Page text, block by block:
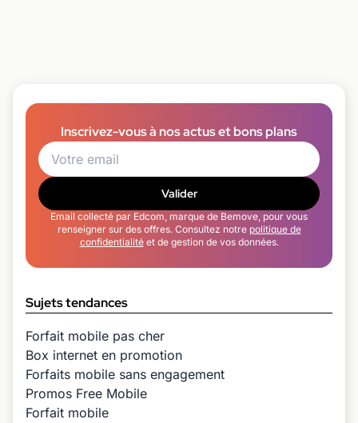
Inscrivez-vous à nos actus et bons plans
Valider
Email collecté par Edcom, marque de Bemove, pour vous
renseigner sur des offres. Consultez notre politique de
confidentialitéet de gestion de vos données.
Sujets tendances
Forfait mobile pas cher
Box internet en promotion
Forfaits mobile sans engagement
Promos Free Mobile
Forfait mobile